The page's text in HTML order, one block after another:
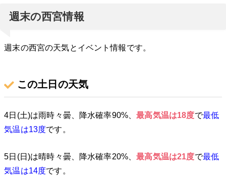
週末の西宮情報
週末の西宮の天気とイベント情報です。
この土日の天気
4日(土)は雨時々曇、降水確率90%、最高気温は18度で最低
気温は13度です。
5日(日)は晴時々曇、降水確率20%、最高気温は21度で最低
気温は14度です。